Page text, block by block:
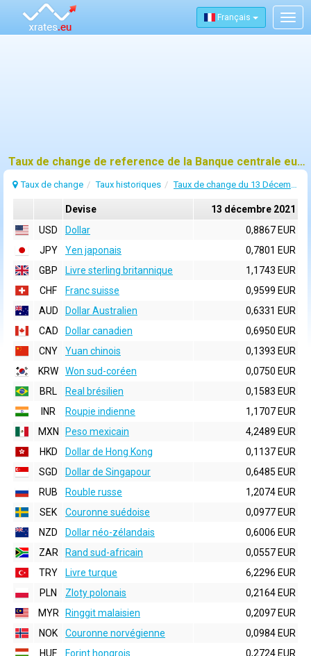
Français
Taux de change de reference de la Banque centrale europeenne (BCE) pour 13 décembre 2021
Taux de change Taux historiques Taux de change du 13 Décembre 2021
Devise
13 décembre 2021
USD
Dollar
0,8867 EUR
JPY
Yen japonais
0,7801 EUR
GBP
Livre sterling britannique
1,1743 EUR
CHF
Franc suisse
0,9599 EUR
AUD
Dollar Australien
0,6331 EUR
CAD
Dollar canadien
0,6950 EUR
CNY
Yuan chinois
0,1393 EUR
KRW
Won sud-coréen
0,0750 EUR
BRL
Real brésilien
0,1583 EUR
INR
Roupie indienne
1,1707 EUR
MXN
Peso mexicain
4,2489 EUR
HKD
Dollar de Hong Kong
0,1137 EUR
SGD
Dollar de Singapour
0,6485 EUR
RUB
Rouble russe
1,2074 EUR
SEK
Couronne suédoise
0,0977 EUR
NZD
Dollar néo-zélandais
0,6006 EUR
ZAR
Rand sud-africain
0,0557 EUR
TRY
Livre turque
6,2296 EUR
PLN
Zloty polonais
0,2164 EUR
MYR
Ringgit malaisien
0,2097 EUR
NOK
Couronne norvégienne
0,0984 EUR
HUF
Forint hongrois
0,2724 EUR